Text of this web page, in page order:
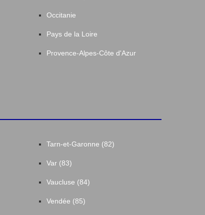
Occitanie
Pays de la Loire
Provence-Alpes-Côte d'Azur
Tarn-et-Garonne (82)
Var (83)
Vaucluse (84)
Vendée (85)